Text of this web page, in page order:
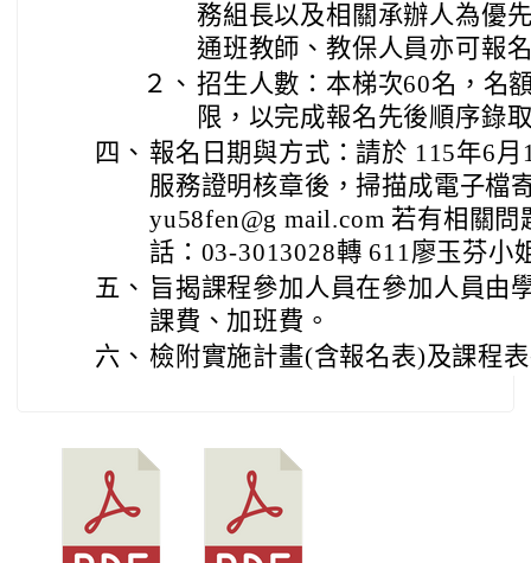
務組長以及相關承辦人為優
通班教師、教保人員亦可報
２、 招生人數：本梯次60名，名
限，以完成報名先後順序錄
四、 報名日期與方式：請於 115年6
服務證明核章後，掃描成電子檔
yu58fen@g mail.com 若有相關
話：03-3013028轉 611廖玉芬小
五、 旨揭課程參加人員在參加人員由
課費、加班費。
六、 檢附實施計畫(含報名表)及課程